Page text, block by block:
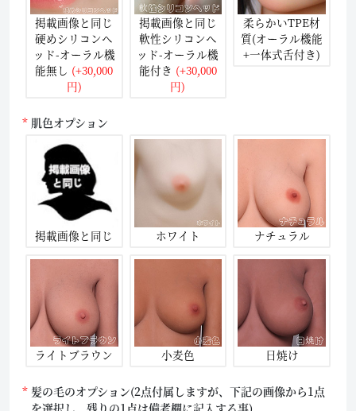
掲載画像と同じ
硬めシリコンヘ
ッド-オーラル機
能無し (+30,000
円)
掲載画像と同じ
軟性シリコンヘ
ッド-オーラル機
能付き (+30,000
円)
柔らかいTPE材
質(オーラル機能
+一体式舌付き)
肌色オプション
掲載画像と同じ ホワイト ナチュラル
ライトブラウン 小麦色 日焼け
髪の毛のオプション(2点付属しますが、下記の画像から1点